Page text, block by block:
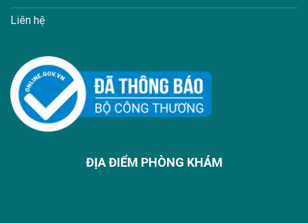
Liên hệ
ĐỊA ĐIỂM PHÒNG KHÁM